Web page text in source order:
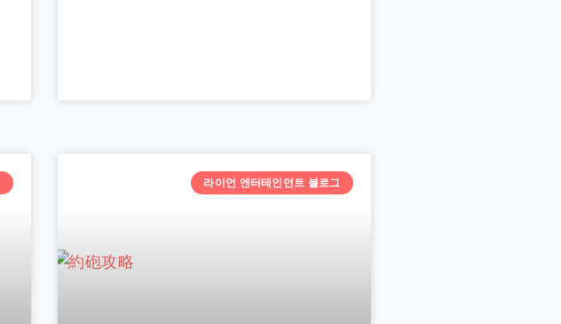
라이언 엔터테인먼트 블로그